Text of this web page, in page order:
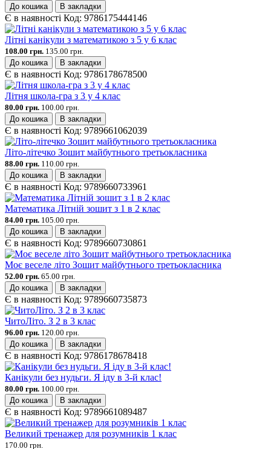
До кошика
В закладки
Є в наявності Код: 9786175444146
Літні канікули з математикою з 5 у 6 клас
108.00 грн. 135.00 грн.
До кошика
В закладки
Є в наявності Код: 9786178678500
Літня школа-гра з 3 у 4 клас
80.00 грн. 100.00 грн.
До кошика
В закладки
Є в наявності Код: 9789661062039
Літо-літечко Зошит майбутнього третьокласника
88.00 грн. 110.00 грн.
До кошика
В закладки
Є в наявності Код: 9789660733961
Математика Літній зошит з 1 в 2 клас
84.00 грн. 105.00 грн.
До кошика
В закладки
Є в наявності Код: 9789660730861
Моє веселе літо Зошит майбутнього третьокласника
52.00 грн. 65.00 грн.
До кошика
В закладки
Є в наявності Код: 9789660735873
ЧитоЛіто. З 2 в 3 клас
96.00 грн. 120.00 грн.
До кошика
В закладки
Є в наявності Код: 9786178678418
Канікули без нудьги. Я іду в 3-й клас!
80.00 грн. 100.00 грн.
До кошика
В закладки
Є в наявності Код: 9789661089487
Великий тренажер для розумників 1 клас
170.00 грн.